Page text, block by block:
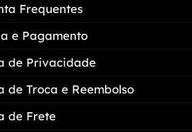
Frequentes
e Pagamento
de Privacidade
de Troca e Reembolso
de Frete